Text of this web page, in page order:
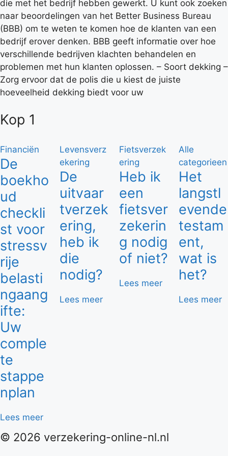
die met het bedrijf hebben gewerkt. U kunt ook zoeken
naar beoordelingen van het Better Business Bureau
(BBB) om te weten te komen hoe de klanten van een
bedrijf erover denken. BBB geeft informatie over hoe
verschillende bedrijven klachten behandelen en
problemen met hun klanten oplossen. – Soort dekking –
Zorg ervoor dat de polis die u kiest de juiste
hoeveelheid dekking biedt voor uw
Kop 1
Financiën
De
boekho
ud
checkli
st voor
stressv
rije
belasti
ngaang
ifte:
Uw
comple
te
stappe
nplan
Lees meer
Levensverz
ekering
De
uitvaar
tverzek
ering,
heb ik
die
nodig?
Lees meer
Fietsverzek
ering
Heb ik
een
fietsver
zekerin
g nodig
of niet?
Lees meer
Alle
categorieen
Het
langstl
evende
testam
ent,
wat is
het?
Lees meer
© 2026 verzekering-online-nl.nl